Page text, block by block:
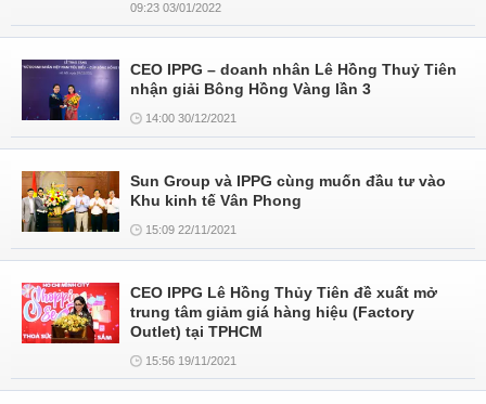
09:23 03/01/2022
CEO IPPG – doanh nhân Lê Hồng Thuỷ Tiên
nhận giải Bông Hồng Vàng lần 3
14:00 30/12/2021
Sun Group và IPPG cùng muốn đầu tư vào
Khu kinh tế Vân Phong
15:09 22/11/2021
CEO IPPG Lê Hồng Thủy Tiên đề xuất mở
trung tâm giảm giá hàng hiệu (Factory
Outlet) tại TPHCM
15:56 19/11/2021